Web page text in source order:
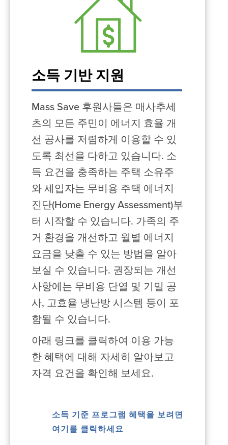
소득 기반 지원
Mass Save 후원사들은 매사추세
츠의 모든 주민이 에너지 효율 개
선 공사를 저렴하게 이용할 수 있
도록 최선을 다하고 있습니다. 소
득 요건을 충족하는 주택 소유주
와 세입자는 무비용 주택 에너지
진단(Home Energy Assessment)부
터 시작할 수 있습니다. 가족의 주
거 환경을 개선하고 월별 에너지
요금을 낮출 수 있는 방법을 알아
보실 수 있습니다. 권장되는 개선
사항에는 무비용 단열 및 기밀 공
사, 고효율 냉난방 시스템 등이 포
함될 수 있습니다.
아래 링크를 클릭하여 이용 가능
한 혜택에 대해 자세히 알아보고
자격 요건을 확인해 보세요.
소득 기준 프로그램 혜택을 보려면
여기를 클릭하세요